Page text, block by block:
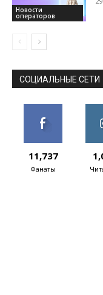
Новости
операторов
СОЦИАЛЬНЫЕ СЕТИ
11,737
Фанаты